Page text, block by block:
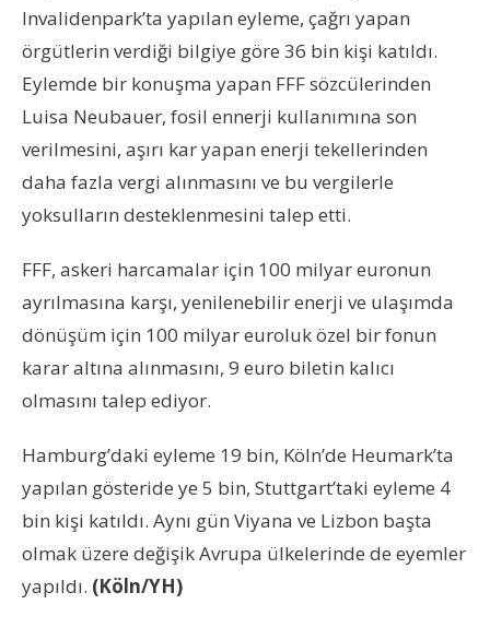
Invalidenpark’ta yapılan eyleme, çağrı yapan
örgütlerin verdiği bilgiye göre 36 bin kişi katıldı.
Eylemde bir konuşma yapan FFF sözcülerinden
Luisa Neubauer, fosil ennerji kullanımına son
verilmesini, aşırı kar yapan enerji tekellerinden
daha fazla vergi alınmasını ve bu vergilerle
yoksulların desteklenmesini talep etti.
FFF, askeri harcamalar için 100 milyar euronun
ayrılmasına karşı, yenilenebilir enerji ve ulaşımda
dönüşüm için 100 milyar euroluk özel bir fonun
karar altına alınmasını, 9 euro biletin kalıcı
olmasını talep ediyor.
Hamburg’daki eyleme 19 bin, Köln’de Heumark’ta
yapılan gösteride ye 5 bin, Stuttgart’taki eyleme 4
bin kişi katıldı. Aynı gün Viyana ve Lizbon başta
olmak üzere değişik Avrupa ülkelerinde de eyemler
yapıldı. (Köln/YH)